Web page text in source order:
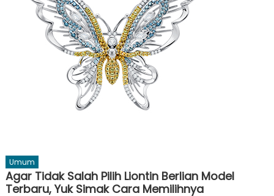
Umum
Agar Tidak Salah Pilih Liontin Berlian Model
Terbaru, Yuk Simak Cara Memilihnya